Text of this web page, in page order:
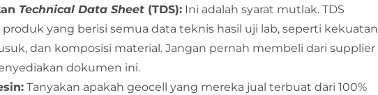
Technical Data Sheet (TDS): Ini adalah syarat mutlak. TDS
produk yang berisi semua data teknis hasil uji lab, seperti kekuatan
dan komposisi material. Jangan pernah membeli dari supplier
dokumen ini.
Tanyakan apakah geocell yang mereka jual terbuat dari 100%